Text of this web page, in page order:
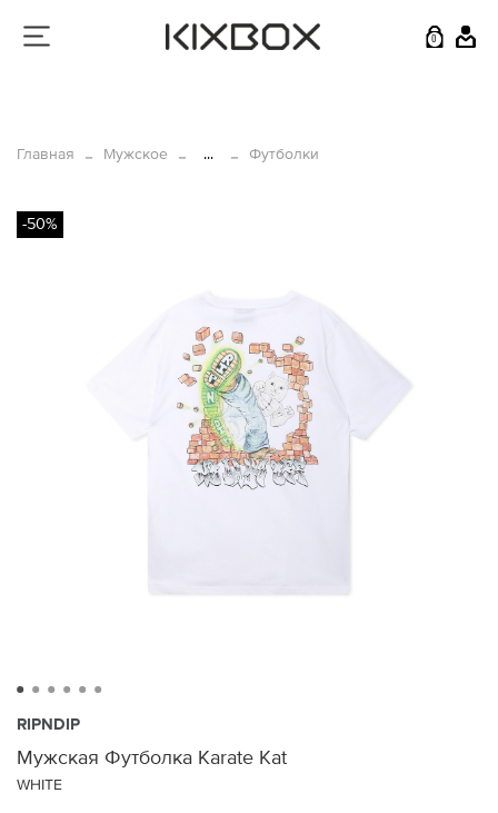
0
Главная Мужское ... Футболки
-50%
RIPNDIP
Мужская Футболка Karate Kat
WHITE